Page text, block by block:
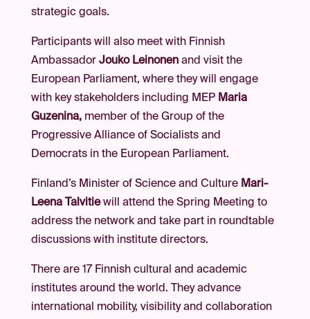
strategic goals.
Participants will also meet with Finnish
Ambassador Jouko Leinonenand visit the
European Parliament, where they will engage
with key stakeholders including MEP Maria
Guzenina, member of the Group of the
Progressive Alliance of Socialists and
Democrats in the European Parliament.
Finland’s Minister of Science and Culture Mari-
Leena Talvitiewill attend the Spring Meeting to
address the network and take part in roundtable
discussions with institute directors.
There are 17 Finnish cultural and academic
institutes around the world. They advance
international mobility, visibility and collaboration